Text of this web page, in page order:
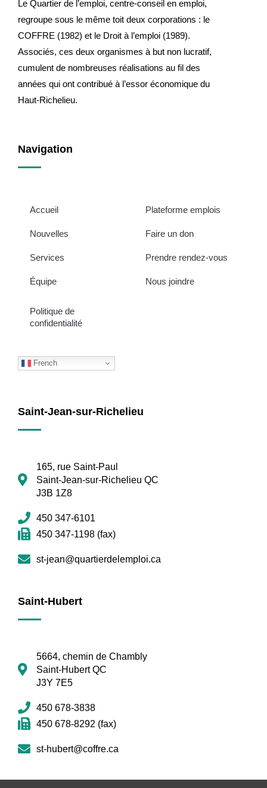
Le Quartier de l’emploi, centre-conseil en emploi,
regroupe sous le même toit deux corporations : le
COFFRE (1982) et le Droit à l’emploi (1989).
Associés, ces deux organismes à but non lucratif,
cumulent de nombreuses réalisations au fil des
années qui ont contribué à l’essor économique du
Haut-Richelieu.
Navigation
Accueil
Nouvelles
Services
Équipe
Plateforme emplois
Faire un don
Prendre rendez-vous
Nous joindre
Politique de
confidentialité
French
Saint-Jean-sur-Richelieu
165, rue Saint-Paul
Saint-Jean-sur-Richelieu QC
J3B 1Z8
450 347-6101
450 347-1198 (fax)
st-jean@quartierdelemploi.ca
Saint-Hubert
5664, chemin de Chambly
Saint-Hubert QC
J3Y 7E5
450 678-3838
450 678-8292 (fax)
st-hubert@coffre.ca